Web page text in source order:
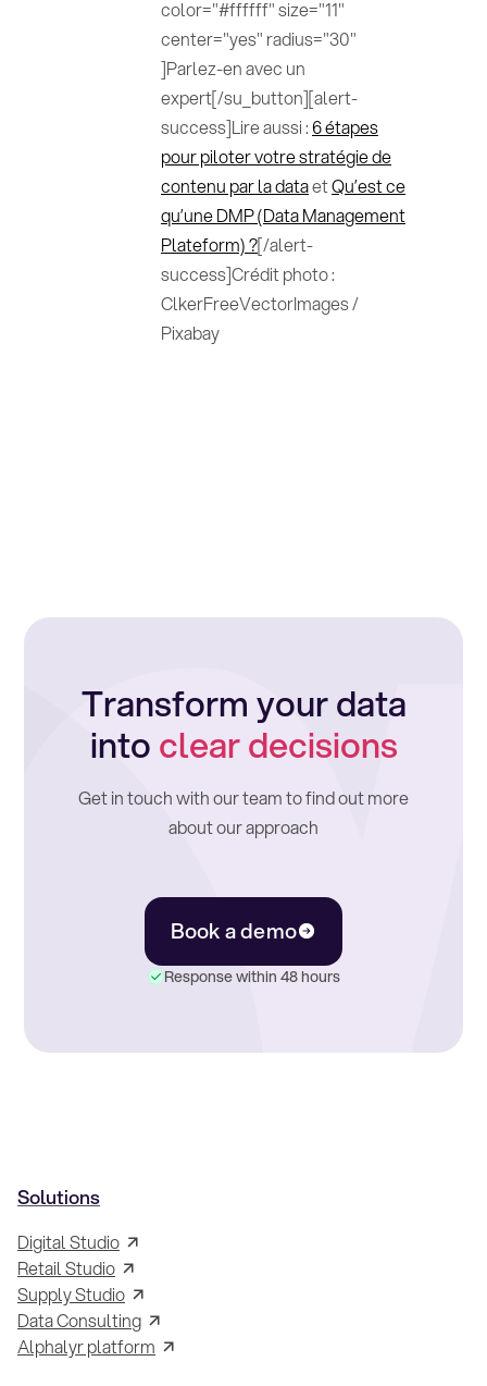
color="#ffffff" size="11"
center="yes" radius="30"
]Parlez-en avec un
expert[/su_button][alert-
success]Lire aussi :6 étapes
pour piloter votre stratégie de
contenu par la dataetQu’est ce
qu’une DMP (Data Management
Plateform) ?[/alert-
success]Crédit photo :
ClkerFreeVectorImages /
Pixabay
Transform your data
intoclear decisions
Get in touch with our team to find out more
about our approach
Book a demo
Response within 48 hours
Solutions
Digital Studio
Retail Studio
Supply Studio
Data Consulting
Alphalyr platform